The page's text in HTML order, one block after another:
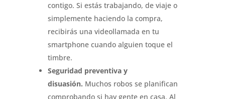
contigo. Si estás trabajando, de viaje o
simplemente haciendo la compra,
recibirás una videollamada en tu
smartphone cuando alguien toque el
timbre.
Seguridad preventiva y
disuasión. Muchos robos se planifican
comprobando si hay gente en casa. Al